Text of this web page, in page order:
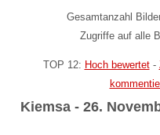
Gesamtanzahl
Zugriffe auf alle
TOP 12: Hoch bewertet-
Kiemsa - 26.